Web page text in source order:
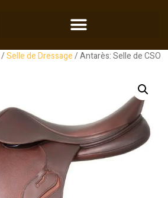
/Selle de Dressage/ Antarès: Selle de CSO